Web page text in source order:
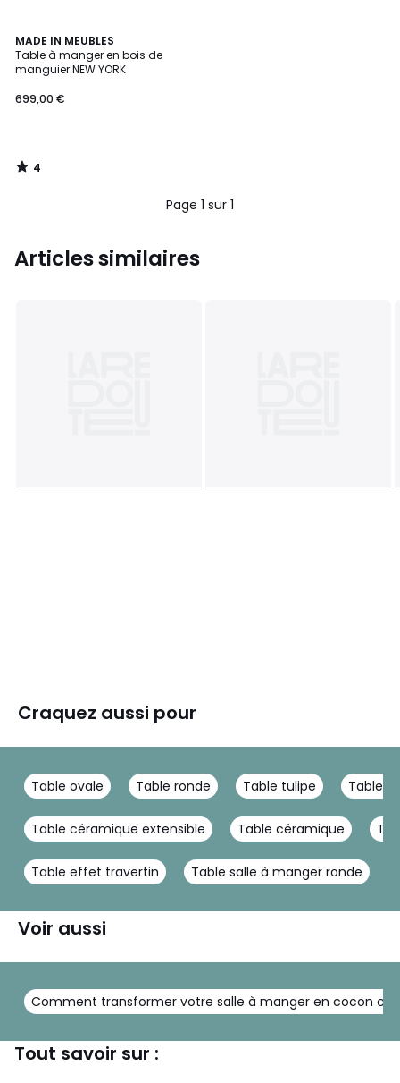
MADE IN MEUBLES
Table à manger en bois de
manguier NEW YORK
699,00 €
4
/
5
4
/
Page 1 sur 1
Articles similaires
Craquez aussi pour
Table ovale Table ronde Table tulipe Table
Table céramique extensible Table céramique
Table effet travertin Table salle à manger ronde
Voir aussi
Comment transformer votre salle à manger en cocon
Tout savoir sur :